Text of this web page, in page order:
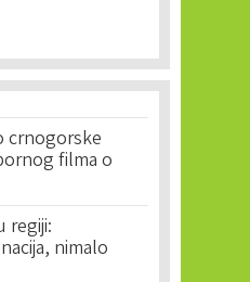
crnogorske
filma o
regiji:
nimalo